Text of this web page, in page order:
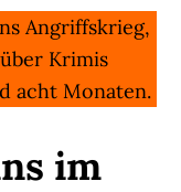
Angriffskrieg,
Krimis
acht Monaten.
im